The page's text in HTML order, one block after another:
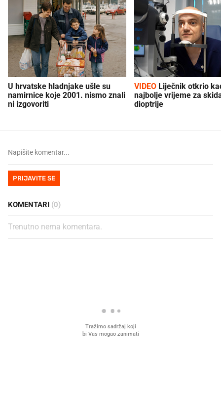
U hrvatske hladnjake ušle su
namirnice koje 2001. nismo znali
ni izgovoriti
VIDEO
najbolje vrijeme za
dioptrije
PRIJAVITE SE
KOMENTARI (0)
Trenutno nema komentara.